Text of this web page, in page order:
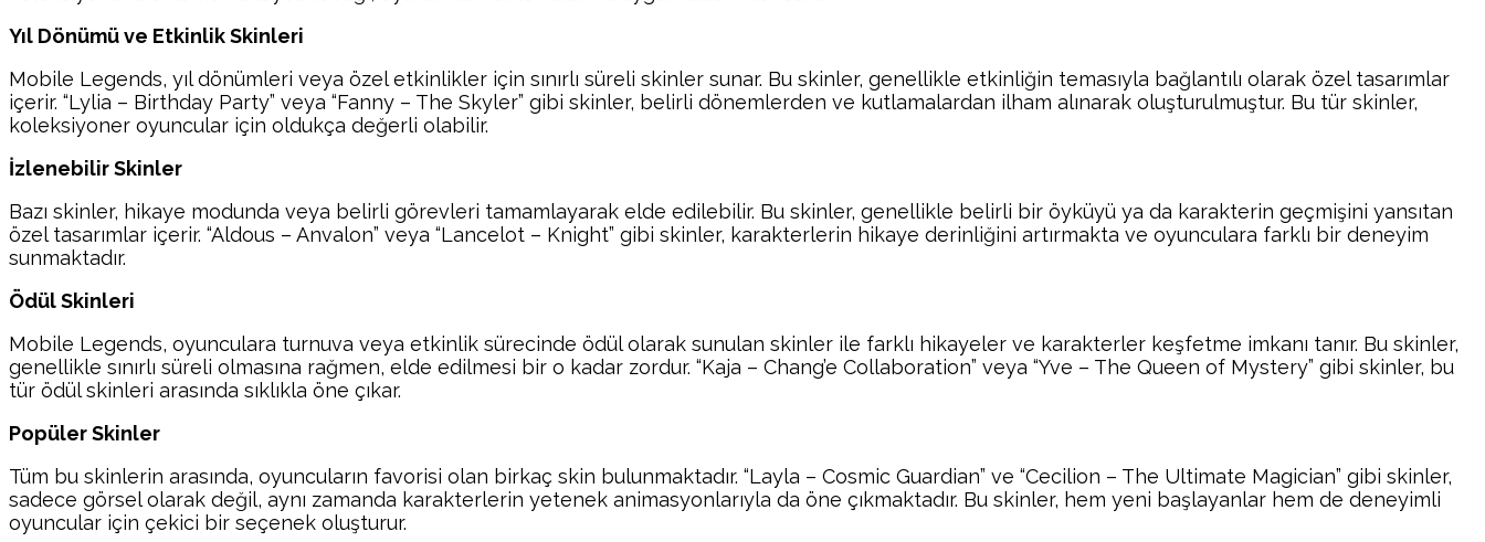
Yıl Dönümü ve Etkinlik Skinleri
Mobile Legends, yıl dönümleri veya özel etkinlikler için sınırlı süreli skinler sunar. Bu skinler, genellikle etkinliğin temasıyla bağlantılı olarak özel tasarımlar
içerir. “Lylia – Birthday Party” veya “Fanny – The Skyler” gibi skinler, belirli dönemlerden ve kutlamalardan ilham alınarak oluşturulmuştur. Bu tür skinler,
koleksiyoner oyuncular için oldukça değerli olabilir.
İzlenebilir Skinler
Bazı skinler, hikaye modunda veya belirli görevleri tamamlayarak elde edilebilir. Bu skinler, genellikle belirli bir öyküyü ya da karakterin geçmişini yansıtan
özel tasarımlar içerir. “Aldous – Anvalon” veya “Lancelot – Knight” gibi skinler, karakterlerin hikaye derinliğini artırmakta ve oyunculara farklı bir deneyim
sunmaktadır.
Ödül Skinleri
Mobile Legends, oyunculara turnuva veya etkinlik sürecinde ödül olarak sunulan skinler ile farklı hikayeler ve karakterler keşfetme imkanı tanır. Bu skinler,
genellikle sınırlı süreli olmasına rağmen, elde edilmesi bir o kadar zordur. “Kaja – Chang’e Collaboration” veya “Yve – The Queen of Mystery” gibi skinler, bu
tür ödül skinleri arasında sıklıkla öne çıkar.
Popüler Skinler
Tüm bu skinlerin arasında, oyuncuların favorisi olan birkaç skin bulunmaktadır. “Layla – Cosmic Guardian” ve “Cecilion – The Ultimate Magician” gibi skinler,
sadece görsel olarak değil, aynı zamanda karakterlerin yetenek animasyonlarıyla da öne çıkmaktadır. Bu skinler, hem yeni başlayanlar hem de deneyimli
oyuncular için çekici bir seçenek oluşturur.